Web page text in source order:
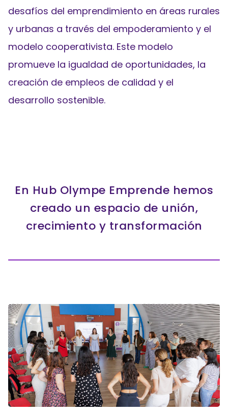
desafíos del emprendimiento en áreas rurales
y urbanas a través del empoderamiento y el
modelo cooperativista. Este modelo
promueve la igualdad de oportunidades, la
creación de empleos de calidad y el
desarrollo sostenible.
En Hub Olympe Emprende hemos
creado un espacio de unión,
crecimiento y transformación